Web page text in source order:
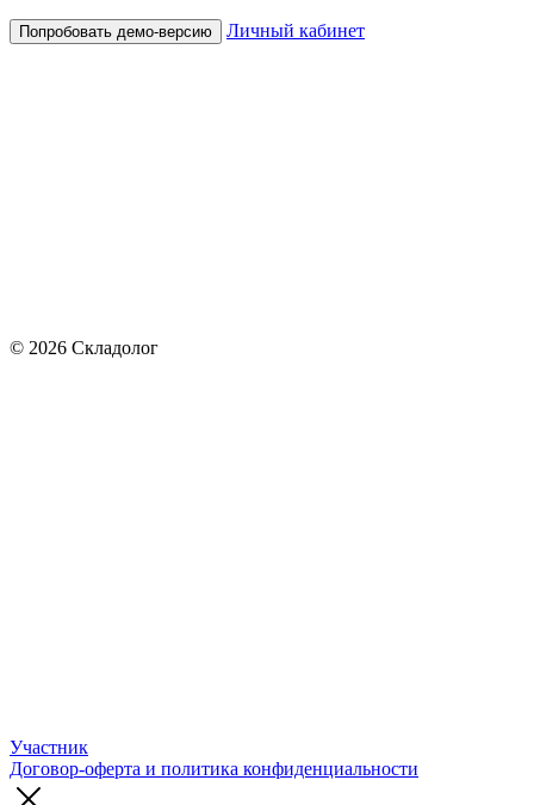
Попробовать демо-версию Личный кабинет
© 2026 Складолог
Участник
Договор-оферта и политика конфиденциальности